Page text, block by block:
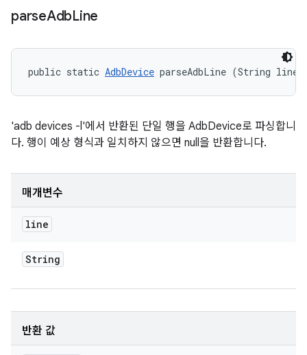
parseAdbLine
public static AdbDevice parseAdbLine (String line)
'adb devices -l'에서 반환된 단일 행을 AdbDevice로 파싱합니
다. 행이 예상 형식과 일치하지 않으면 null을 반환합니다.
매개변수
line
String
반환 값